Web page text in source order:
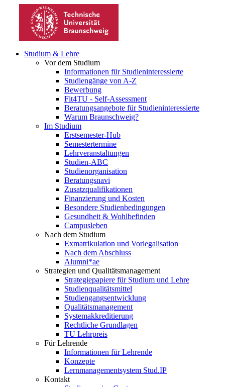
Studium & Lehre
Vor dem Studium
Informationen für Studieninteressierte
Studiengänge von A-Z
Bewerbung
Fit4TU - Self-Assessment
Beratungsangebote für Studieninteressierte
Warum Braunschweig?
Im Studium
Erstsemester-Hub
Semestertermine
Lehrveranstaltungen
Studien-ABC
Studienorganisation
Beratungsnavi
Zusatzqualifikationen
Finanzierung und Kosten
Besondere Studienbedingungen
Gesundheit & Wohlbefinden
Campusleben
Nach dem Studium
Exmatrikulation und Vorlegalisation
Nach dem Abschluss
Alumni*ae
Strategien und Qualitätsmanagement
Strategiepapiere für Studium und Lehre
Studienqualitätsmittel
Studiengangsentwicklung
Qualitätsmanagement
Systemakkreditierung
Rechtliche Grundlagen
TU Lehrpreis
Für Lehrende
Informationen für Lehrende
Konzepte
Lernmanagementsystem Stud.IP
Kontakt